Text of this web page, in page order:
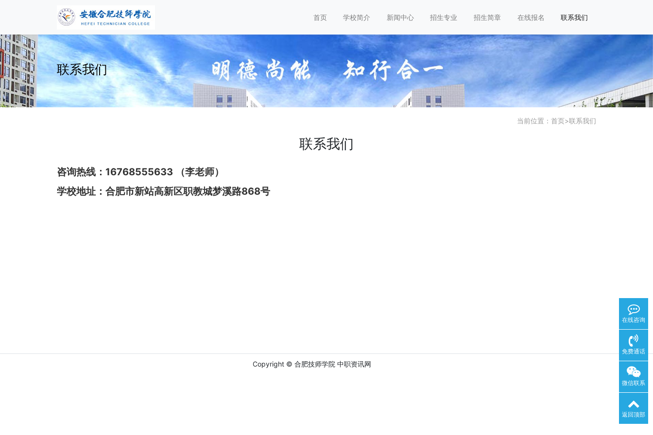
首页 学校简介 新闻中心 招生专业 招生简章 在线报名 联系我们
联系我们
当前位置： 首页>联系我们
联系我们
咨询热线：16768555633 （李老师）
学校地址：合肥市新站高新区职教城梦溪路868号
Copyright © 合肥技师学院 中职资讯网
在线咨询
免费通话
微信联系
返回顶部